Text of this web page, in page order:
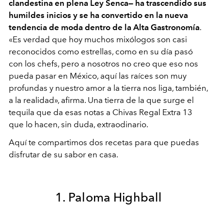
clandestina en plena Ley Senca— ha trascendido sus
humildes inicios y se ha convertido en la nueva
tendencia de moda dentro de la Alta Gastronomía.
«Es verdad que hoy muchos mixólogos son casi
reconocidos como estrellas, como en su día pasó
con los chefs, pero a nosotros no creo que eso nos
pueda pasar en México, aquí las raíces son muy
profundas y nuestro amor a la tierra nos liga, también,
a la realidad», afirma. Una tierra de la que surge el
tequila que da esas notas a Chivas Regal Extra 13
que lo hacen, sin duda, extraodinario.
Aquí te compartimos dos recetas para que puedas
disfrutar de su sabor en casa.
1. Paloma Highball